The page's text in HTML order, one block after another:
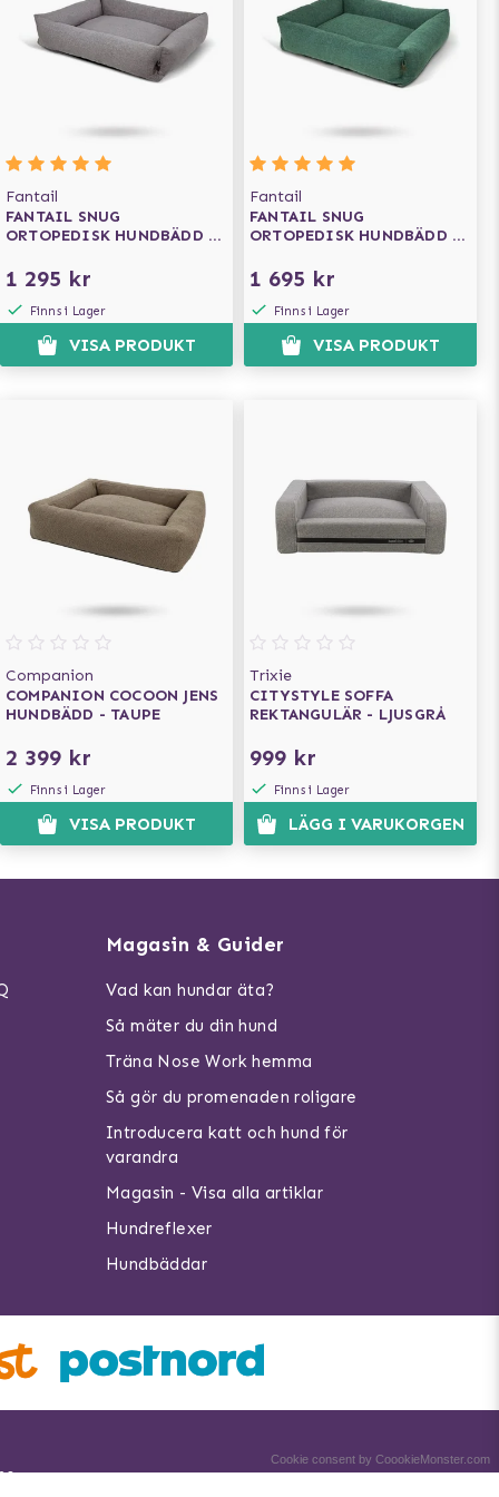
Fantail
FANTAIL SNUG
ORTOPEDISK HUNDBÄDD -
1 295 kr
Finns i Lager
VISA PRODUKT
Fantail
FANTAIL SNUG
ORTOPEDISK HUNDBÄDD -
1 695 kr
Finns i Lager
VISA PRODUKT
Companion
COMPANION COCOON JENS
HUNDBÄDD - TAUPE
2 399 kr
Finns i Lager
VISA PRODUKT
Trixie
CITYSTYLE SOFFA
REKTANGULÄR - LJUSGRÅ
999 kr
Finns i Lager
LÄGG I VARUKORGEN
Magasin & Guider
Vad kan hundar äta?
Så mäter du din hund
Träna Nose Work hemma
Så gör du promenaden roligare
Introducera katt och hund för
varandra
Magasin - Visa alla artiklar
Hundreflexer
Hundbäddar
Cookie consent by CoookieMonster.com